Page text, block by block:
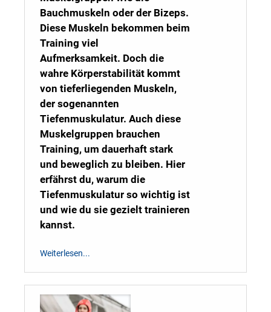
Bauchmuskeln oder der Bizeps.
Diese Muskeln bekommen beim
Training viel
Aufmerksamkeit. Doch die
wahre Körperstabilität kommt
von tieferliegenden Muskeln,
der sogenannten
Tiefenmuskulatur. Auch diese
Muskelgruppen brauchen
Training, um dauerhaft stark
und beweglich zu bleiben. Hier
erfährst du, warum die
Tiefenmuskulatur so wichtig ist
und wie du sie gezielt trainieren
kannst.
Weiterlesen...